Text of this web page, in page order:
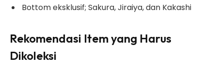
Bottom eksklusif; Sakura, Jiraiya, dan Kakashi
Rekomendasi Item yang Harus
Dikoleksi